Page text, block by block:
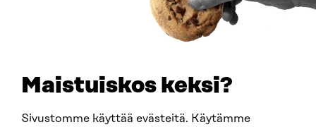
Maistuiskos keksi?
Sivustomme käyttää evästeitä. Käytämme